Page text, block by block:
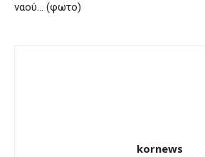
ναού… (φωτο)
kornews